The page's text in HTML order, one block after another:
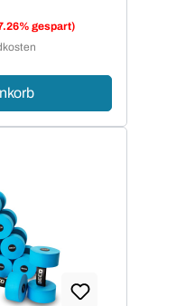
gespart)